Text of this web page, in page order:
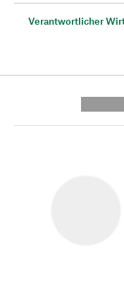
Verantwortlicher